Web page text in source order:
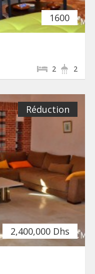
1600
2
2
2,400,000 Dhs
Réduction